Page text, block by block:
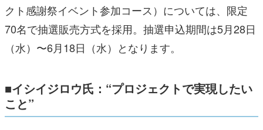
クト感謝祭イベント参加コース）については、限定
70名で抽選販売方式を採用。抽選申込期間は5月28日
（水）〜6月18日（水）となります。
■イシイジロウ氏：“プロジェクトで実現したい
こと”